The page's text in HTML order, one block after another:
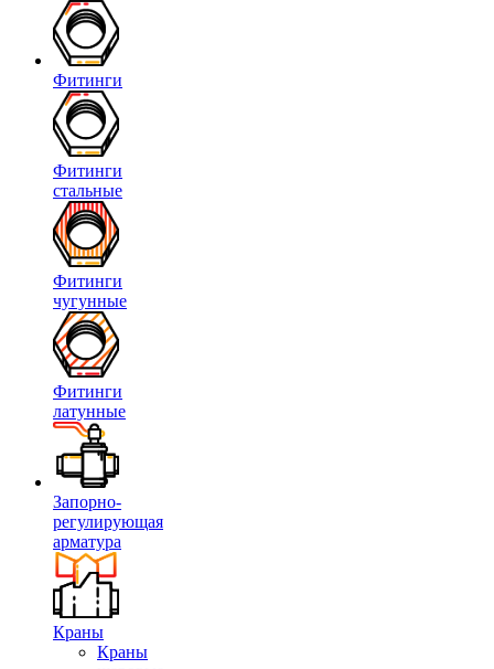
Фитинги
Фитинги
стальные
Фитинги
чугунные
Фитинги
латунные
Запорно-
регулирующая
арматура
Краны
Краны